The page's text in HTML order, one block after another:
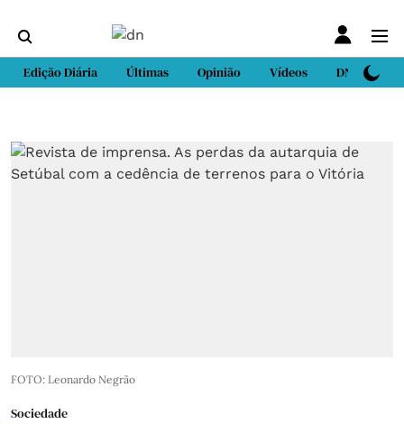
Edição Diária Últimas Opinião Vídeos DN Sport
FOTO: Leonardo Negrão
Sociedade